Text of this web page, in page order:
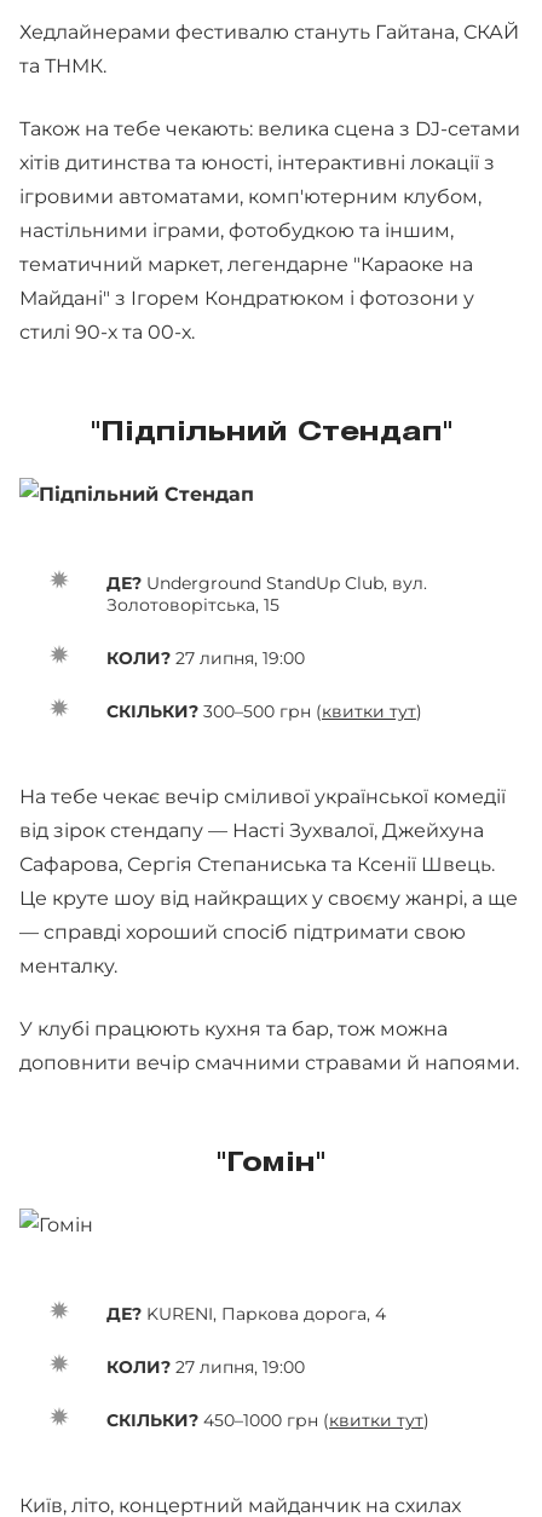
Хедлайнерами фестивалю стануть Гайтана, СКАЙ
та ТНМК.
Також на тебе чекають: велика сцена з DJ-сетами
хітів дитинства та юності, інтерактивні локації з
ігровими автоматами, комп'ютерним клубом,
настільними іграми, фотобудкою та іншим,
тематичний маркет, легендарне "Караоке на
Майдані" з Ігорем Кондратюком і фотозони у
стилі 90-х та 00-х.
"Підпільний Стендап"
ДЕ? Underground StandUp Club, вул.
Золотоворітська, 15
КОЛИ? 27 липня, 19:00
СКІЛЬКИ? 300–500 грн (квитки тут)
На тебе чекає вечір сміливої української комедії
від зірок стендапу — Насті Зухвалої, Джейхуна
Сафарова, Сергія Степаниська та Ксенії Швець.
Це круте шоу від найкращих у своєму жанрі, а ще
— справді хороший спосіб підтримати свою
менталку.
У клубі працюють кухня та бар, тож можна
доповнити вечір смачними стравами й напоями.
"Гомін"
ДЕ? KURENI, Паркова дорога, 4
КОЛИ? 27 липня, 19:00
СКІЛЬКИ? 450–1000 грн (квитки тут)
Київ, літо, концертний майданчик на схилах